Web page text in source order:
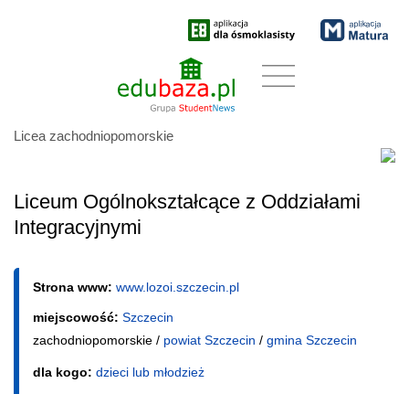
Licea zachodniopomorskie
Liceum Ogólnokształcące z Oddziałami
Integracyjnymi
Strona www: www.lozoi.szczecin.pl
miejscowość: Szczecin
zachodniopomorskie / powiat Szczecin / gmina Szczecin
dla kogo: dzieci lub młodzież